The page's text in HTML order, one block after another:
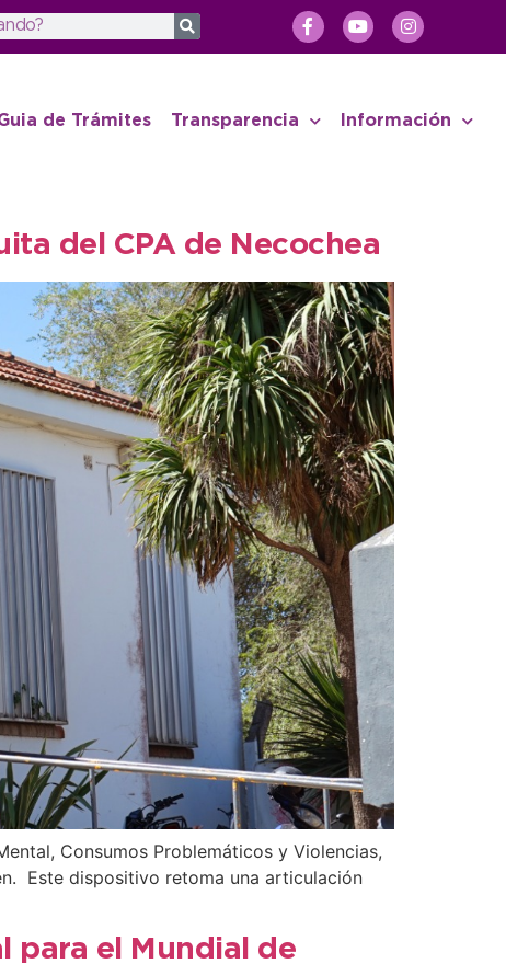
de Trámites Transparencia Información
del CPA de Necochea
Consumos Problemáticos y Violencias,
Este dispositivo retoma una articulación
para el Mundial de